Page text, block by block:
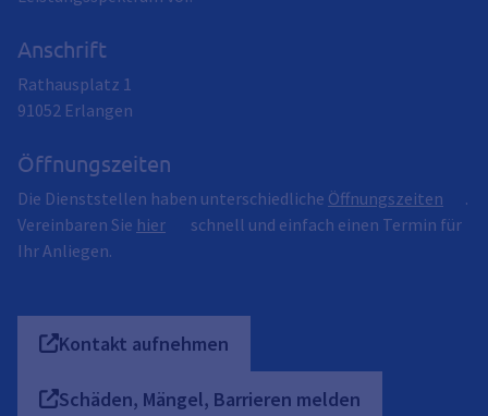
Anschrift
Rathausplatz 1
91052 Erlangen
Öffnungszeiten
Die Dienststellen haben unterschiedliche Öffnungszeiten
.
Vereinbaren Sie hier
schnell und einfach einen Termin für
Ihr Anliegen.
Kontakt aufnehmen
Schäden, Mängel, Barrieren melden